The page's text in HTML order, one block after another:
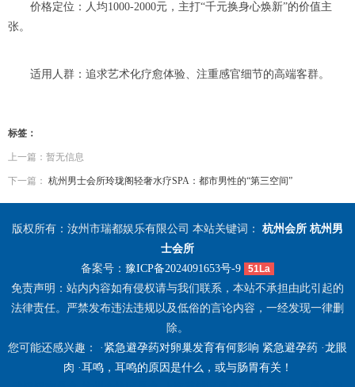
价格定位：人均1000-2000元，主打“千元换身心焕新”的价值主
张。
适用人群：追求艺术化疗愈体验、注重感官细节的高端客群。
标签：
上一篇：暂无信息
下一篇： 杭州男士会所玲珑阁轻奢水疗SPA：都市男性的“第三空间”
版权所有：汝州市瑞都娱乐有限公司 本站关键词： 杭州会所 杭州男
士会所
备案号： 豫ICP备2024091653号-9 51La
免责声明：站内内容如有侵权请与我们联系，本站不承担由此引起的
法律责任。严禁发布违法违规以及低俗的言论内容，一经发现一律删
除。
您可能还感兴趣： · 紧急避孕药对卵巢发育有何影响 紧急避孕药 ·龙眼
肉 ·耳鸣，耳鸣的原因是什么，或与肠胃有关！